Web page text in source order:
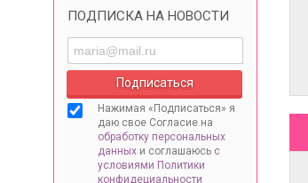
ПОДПИСКА НА НОВОСТИ
Нажимая «Подписаться» я
даю свое Согласие на
обработку персональных
данных и соглашаюсь с
условиями Политики
конфидециальности